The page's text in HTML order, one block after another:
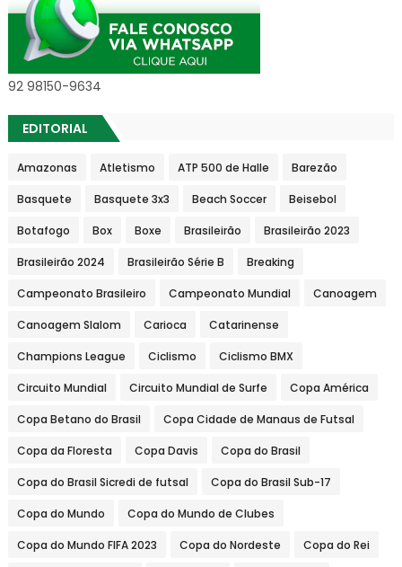
92 98150-9634
EDITORIAL
Amazonas Atletismo ATP 500 de Halle Barezão
Basquete Basquete 3x3 Beach Soccer Beisebol
Botafogo Box Boxe Brasileirão Brasileirão 2023
Brasileirão 2024 Brasileirão Série B Breaking
Campeonato Brasileiro Campeonato Mundial Canoagem
Canoagem Slalom Carioca Catarinense
Champions League Ciclismo Ciclismo BMX
Circuito Mundial Circuito Mundial de Surfe Copa América
Copa Betano do Brasil Copa Cidade de Manaus de Futsal
Copa da Floresta Copa Davis Copa do Brasil
Copa do Brasil Sicredi de futsal Copa do Brasil Sub-17
Copa do Mundo Copa do Mundo de Clubes
Copa do Mundo FIFA 2023 Copa do Nordeste Copa do Rei